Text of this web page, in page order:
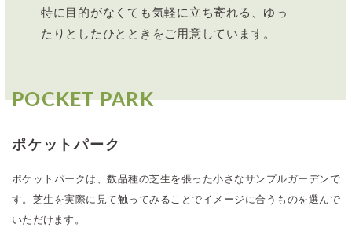
特に目的がなくても気軽に立ち寄れる、ゆっ
たりとしたひとときをご用意しています。
POCKET PARK
ポケットパーク
ポケットパークは、数品種の芝生を張った小さなサンプルガーデンで
す。芝生を実際に見て触ってみることでイメージに合うものを選んで
いただけます。